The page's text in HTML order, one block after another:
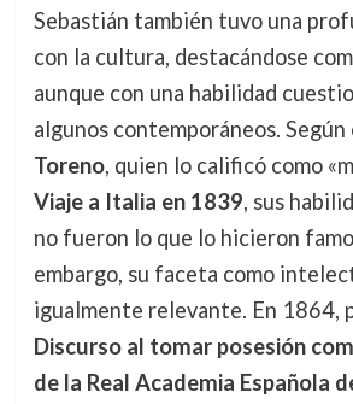
Sebastián también tuvo una
con la cultura, destacándose
aunque con una habilidad
algunos contemporáneos. Según
Toreno, quien lo calificó como
Viaje a Italia en 1839, sus
no fueron lo que lo hicieron
embargo, su faceta como
igualmente relevante. En 1864,
Discurso al tomar posesión
de la Real Academia Española